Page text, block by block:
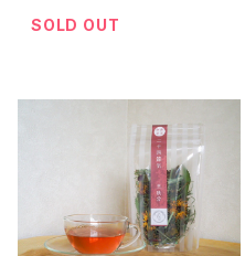
SOLD OUT